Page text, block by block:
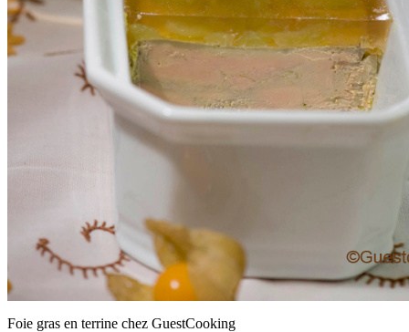
Foie gras en terrine chez GuestCooking